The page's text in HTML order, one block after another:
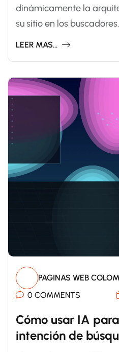
dinámicamente la
su sitio en los buscadores.
LEER MAS...
PAGINAS WEB
0 COMMENTS
Cómo usar IA
intención de